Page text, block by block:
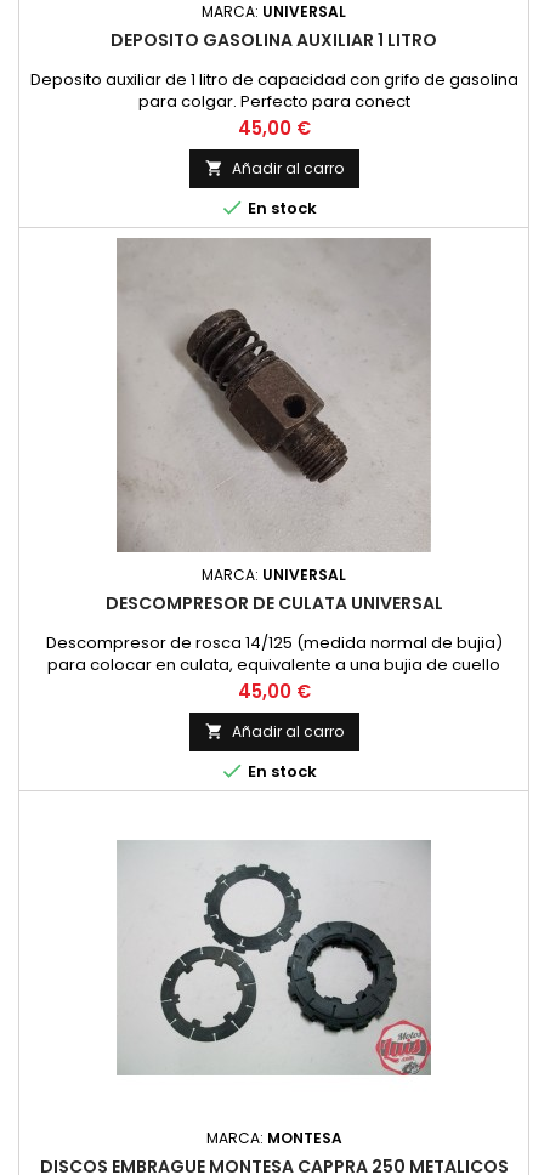
MARCA: UNIVERSAL
DEPOSITO GASOLINA AUXILIAR 1 LITRO
Deposito auxiliar de 1 litro de capacidad con grifo de gasolina
para colgar. Perfecto para conect
Precio
45,00 €
 Añadir al carro
 En stock
MARCA: UNIVERSAL
DESCOMPRESOR DE CULATA UNIVERSAL
Descompresor de rosca 14/125 (medida normal de bujia)
para colocar en culata, equivalente a una bujia de cuello
corto.
Precio
45,00 €
 Añadir al carro
 En stock
MARCA: MONTESA
DISCOS EMBRAGUE MONTESA CAPPRA 250 METALICOS